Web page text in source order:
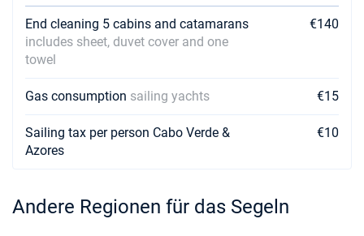
End cleaning 5 cabins and catamarans
includes sheet, duvet cover and one
towel
€140
Gas consumption sailing yachts €15
Sailing tax per person Cabo Verde &
Azores
€10
Andere Regionen für das Segeln